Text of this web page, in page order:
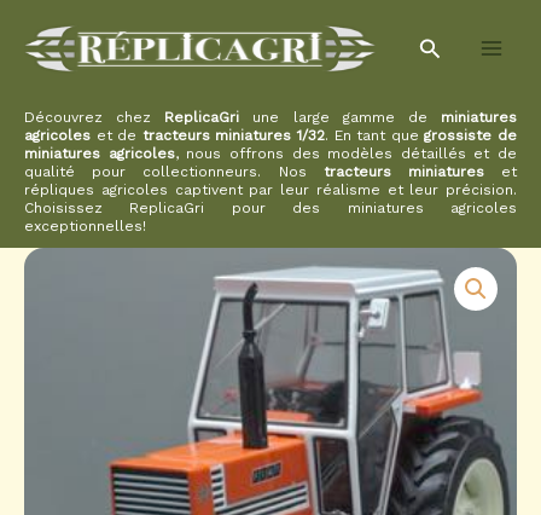
Rechercher
Découvrez chez ReplicaGri une large gamme de miniatures
agricoles et de tracteurs miniatures 1/32. En tant quegrossiste de
miniatures agricoles, nous offrons des modèles détaillés et de
qualité pour collectionneurs. Nos tracteurs miniatureset
répliques agricoles captivent par leur réalisme et leur précision.
Choisissez ReplicaGri pour des miniatures agricoles
exceptionnelles!